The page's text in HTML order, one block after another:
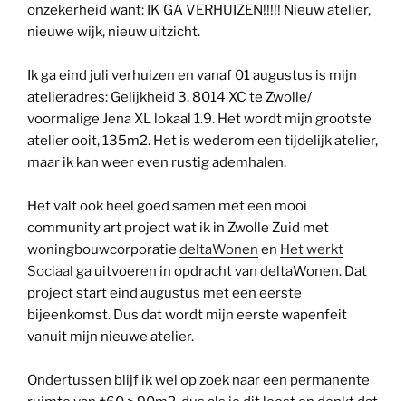
onzekerheid want: IK GA VERHUIZEN!!!!! Nieuw atelier,
nieuwe wijk, nieuw uitzicht.
Ik ga eind juli verhuizen en vanaf 01 augustus is mijn
atelieradres: Gelijkheid 3, 8014 XC te Zwolle/
voormalige Jena XL lokaal 1.9. Het wordt mijn grootste
atelier ooit, 135m2. Het is wederom een tijdelijk atelier,
maar ik kan weer even rustig ademhalen.
Het valt ook heel goed samen met een mooi
community art project wat ik in Zwolle Zuid met
woningbouwcorporatie deltaWonen en Het werkt
Sociaal ga uitvoeren in opdracht van deltaWonen. Dat
project start eind augustus met een eerste
bijeenkomst. Dus dat wordt mijn eerste wapenfeit
vanuit mijn nieuwe atelier.
Ondertussen blijf ik wel op zoek naar een permanente